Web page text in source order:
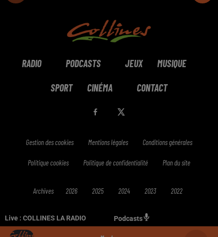
Live : COLLINES LA RADIO Podcasts
RADIO PODCASTS JEUX MUSIQUE
SPORT CINÉMA CONTACT
Gestion des cookies Mentions légales Conditions générales
Politique cookies Politique de confidentialité Plan du site
Archives 2026 2025 2024 2023 2022